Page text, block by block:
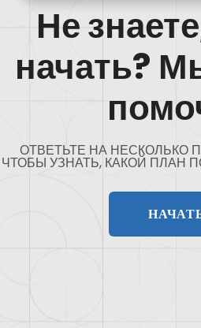
Не
начать?
ОТВЕТЬТЕ НА НЕСКОЛЬКО
ЧТОБЫ УЗНАТЬ, КАКОЙ ПЛАН